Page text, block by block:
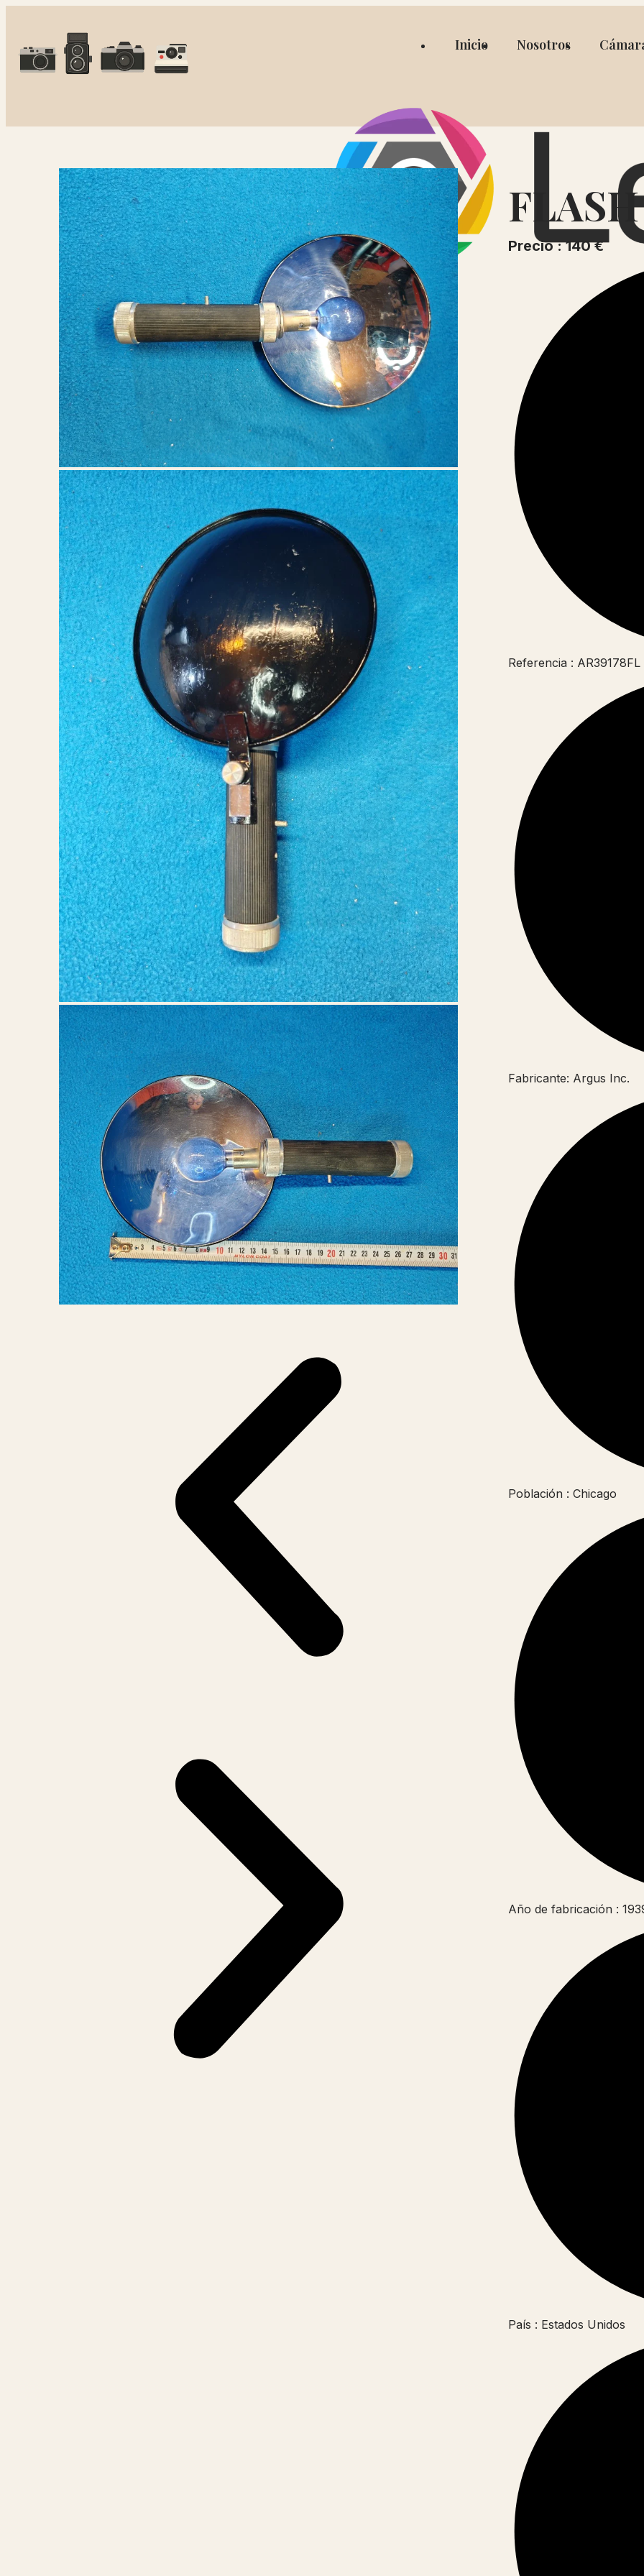
Inicio Nosotros
Precio : 140 €
Referencia : AR39178FL
Fabricante: Argus Inc.
Población : Chicago
Año de fabricación :
País : Estados Unidos